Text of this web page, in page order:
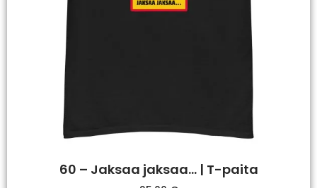
60 – Jaksaa jaksaa… | T-paita